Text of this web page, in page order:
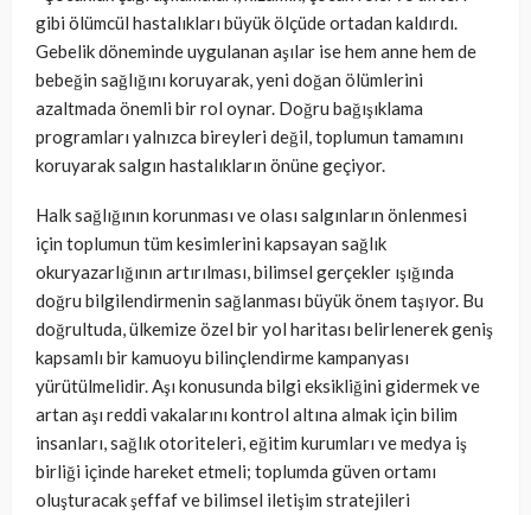
gibi ölümcül hastalıkları büyük ölçüde ortadan kaldırdı.
Gebelik döneminde uygulanan aşılar ise hem anne hem de
bebeğin sağlığını koruyarak, yeni doğan ölümlerini
azaltmada önemli bir rol oynar. Doğru bağışıklama
programları yalnızca bireyleri değil, toplumun tamamını
koruyarak salgın hastalıkların önüne geçiyor.
Halk sağlığının korunması ve olası salgınların önlenmesi
için toplumun tüm kesimlerini kapsayan sağlık
okuryazarlığının artırılması, bilimsel gerçekler ışığında
doğru bilgilendirmenin sağlanması büyük önem taşıyor. Bu
doğrultuda, ülkemize özel bir yol haritası belirlenerek geniş
kapsamlı bir kamuoyu bilinçlendirme kampanyası
yürütülmelidir. Aşı konusunda bilgi eksikliğini gidermek ve
artan aşı reddi vakalarını kontrol altına almak için bilim
insanları, sağlık otoriteleri, eğitim kurumları ve medya iş
birliği içinde hareket etmeli; toplumda güven ortamı
oluşturacak şeffaf ve bilimsel iletişim stratejileri